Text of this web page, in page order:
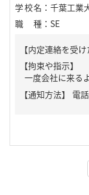
学校名 ： 千葉工業
職種 ： SE
【内定連絡を受け
【拘束や指示】
一度会社に来る
【通知方法】
電話